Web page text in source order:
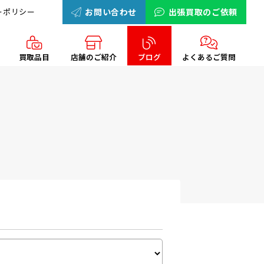
お問い合わせ 出張買取のご依頼
リシー
買取品目 店舗のご紹介 ブログ よくあるご質問